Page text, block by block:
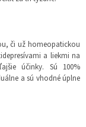
či už homeopatickou
a liekmi na
účinky. Sú 100%
a sú vhodné úplne